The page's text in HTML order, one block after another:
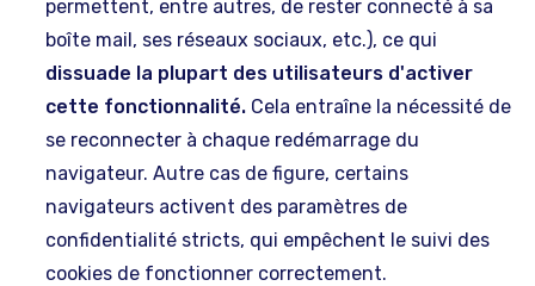
permettent, entre autres, de rester connecté à sa
boîte mail, ses réseaux sociaux, etc.), ce qui
dissuade la plupart des utilisateurs d'activer
cette fonctionnalité. Cela entraîne la nécessité de
se reconnecter à chaque redémarrage du
navigateur. Autre cas de figure, certains
navigateurs activent des paramètres de
confidentialité stricts, qui empêchent le suivi des
cookies de fonctionner correctement.